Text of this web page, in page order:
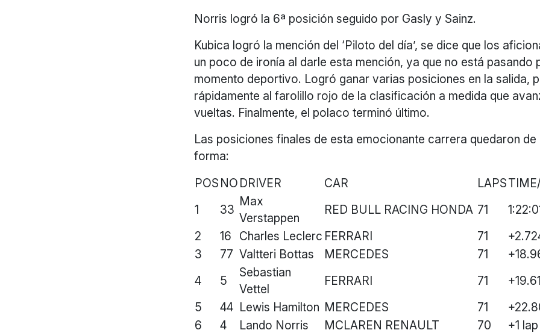
Norris logró la 6ª posición seguido por Gasly y Sainz.
Kubica logró la mención del ‘Piloto del día’, se dice que los
un poco de ironía al darle esta mención, ya que no está pasando
momento deportivo. Logró ganar varias posiciones en la salida,
rápidamente al farolillo rojo de la clasificación a medida que
vueltas. Finalmente, el polaco terminó último.
Las posiciones finales de esta emocionante carrera quedaron de
forma:
POS NO DRIVER CAR LAPS
1
33
Max
Verstappen
RED BULL RACING HONDA 71
2
16 Charles Leclerc FERRARI 71
3
77 Valtteri Bottas MERCEDES 71
4
5
Sebastian
Vettel
FERRARI 71
5
44 Lewis Hamilton MERCEDES 71
6
4 Lando Norris MCLAREN RENAULT 70 +1 lap